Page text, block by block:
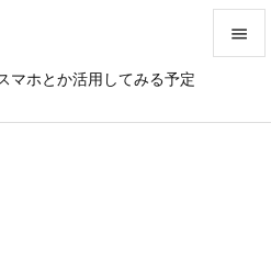
マホとか活用してみる予定
